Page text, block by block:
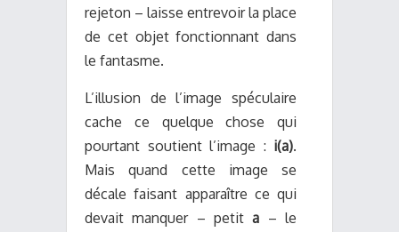
rejeton – laisse entrevoir la place
de cet objet fonctionnant dans
le fantasme.
L’illusion de l’image spéculaire
cache ce quelque chose qui
pourtant soutient l’image : i(a).
Mais quand cette image se
décale faisant apparaître ce qui
devait manquer – petita – le